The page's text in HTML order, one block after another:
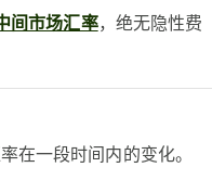
间市场汇率，绝无隐性费
在一段时间内的变化。